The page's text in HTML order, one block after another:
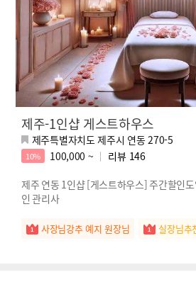
제주-1인샵 게스트하우스
제주특별자치도 제주시 연동 270-5
10% 100,000 ~ 리뷰 146
제주 연동 1인샵 [게스트하우스] 주간할인
인 관리사
사장님강추 예지 원장님 실장님추